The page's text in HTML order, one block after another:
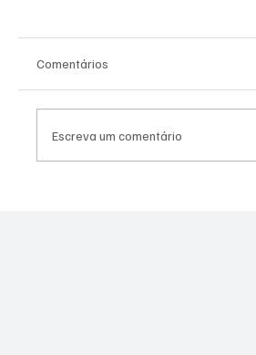
Comentários
Escreva um comentário